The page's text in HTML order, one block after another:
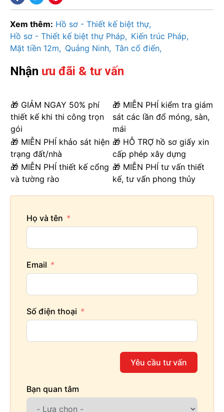
Xem thêm: Hồ sơ - Thiết kế biệt thự
Hồ sơ - Thiết kế biệt thự Pháp
Kiến trúc Pháp
Mặt tiền 12m
Quảng Ninh Tân cổ điển
Nhận ưu đãi & tư vấn
🎁 GIẢM NGAY 50% phí
thiết kế khi thi công trọn
gói
🎁 MIỄN PHÍ kiểm tra giám
sát các lần đổ móng, sàn,
mái
🎁 MIỄN PHÍ khảo sát hiện
trạng đất/nhà
🎁 HỖ TRỢ hồ sơ giấy xin
cấp phép xây dựng
🎁 MIỄN PHÍ thiết kế cổng
và tường rào
🎁 MIỄN PHÍ tư vấn thiết
kế, tư vấn phong thủy
Họ và tên
Email
Số điện thoại
Yêu cầu tư vấn
Bạn quan tâm